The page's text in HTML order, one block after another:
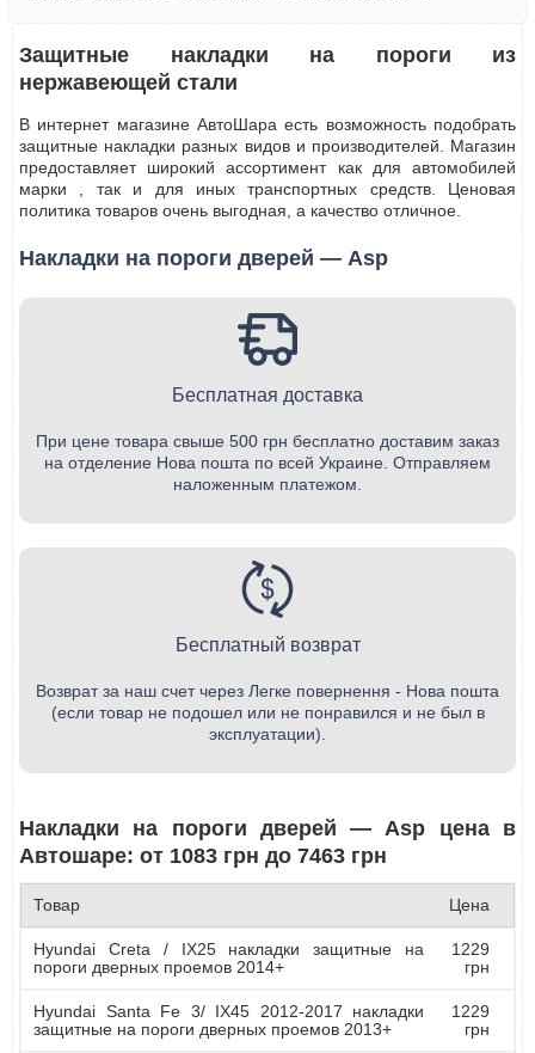
Защитные накладки на пороги из
нержавеющей стали
В интернет магазине АвтоШара есть возможность подобрать
защитные накладки разных видов и производителей. Магазин
предоставляет широкий ассортимент как для автомобилей
марки , так и для иных транспортных средств. Ценовая
политика товаров очень выгодная, а качество отличное.
Накладки на пороги дверей — Asp
Бесплатная доставка
При цене товара свыше 500 грн бесплатно доставим заказ
на отделение Нова пошта по всей Украине. Отправляем
наложенным платежом.
Бесплатный возврат
Возврат за наш счет через Легке повернення - Нова пошта
(если товар не подошел или не понравился и не был в
эксплуатации).
Накладки на пороги дверей — Asp цена в
Автошаре: от 1083 грн до 7463 грн
Товар Цена
Hyundai Creta / IX25 накладки защитные на
пороги дверных проемов 2014+
1229
грн
Hyundai Santa Fe 3/ IX45 2012-2017 накладки
защитные на пороги дверных проемов 2013+
1229
грн